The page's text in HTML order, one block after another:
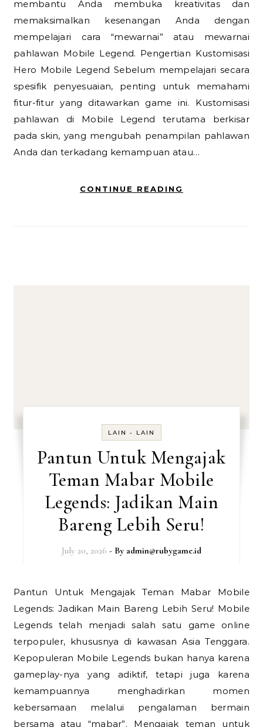
membantu Anda membuka kreativitas dan
memaksimalkan kesenangan Anda dengan
mempelajari cara “mewarnai” atau mewarnai
pahlawan Mobile Legend. Pengertian Kustomisasi
Hero Mobile Legend Sebelum mempelajari secara
spesifik penyesuaian, penting untuk memahami
fitur-fitur yang ditawarkan game ini. Kustomisasi
pahlawan di Mobile Legend terutama berkisar
pada skin, yang mengubah penampilan pahlawan
Anda dan terkadang kemampuan atau…
CONTINUE READING
LAIN - LAIN
Pantun Untuk Mengajak
Teman Mabar Mobile
Legends: Jadikan Main
Bareng Lebih Seru!
July 20, 2026 - By admin@rubygame.id
Pantun Untuk Mengajak Teman Mabar Mobile
Legends: Jadikan Main Bareng Lebih Seru! Mobile
Legends telah menjadi salah satu game online
terpopuler, khususnya di kawasan Asia Tenggara.
Kepopuleran Mobile Legends bukan hanya karena
gameplay-nya yang adiktif, tetapi juga karena
kemampuannya menghadirkan momen
kebersamaan melalui pengalaman bermain
bersama atau “mabar”. Mengajak teman untuk